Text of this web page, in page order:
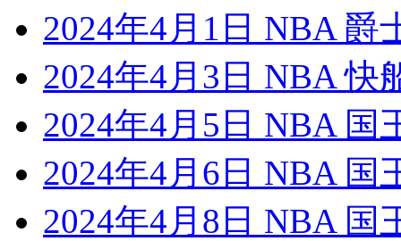
2024年4月1日 NBA 爵
2024年4月3日 NBA 快
2024年4月5日 NBA 国
2024年4月6日 NBA 国
2024年4月8日 NBA 国